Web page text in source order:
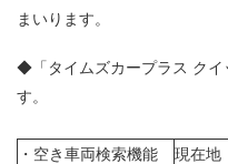
まいります。
◆「タイムズカープラス クイ
す。
・空き車両検索機能
現在地